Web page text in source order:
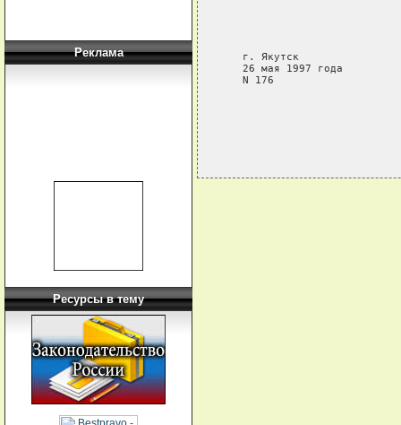
Реклама
Ресурсы в тему
   г. Якутск
   26 мая 1997 года
   N 176